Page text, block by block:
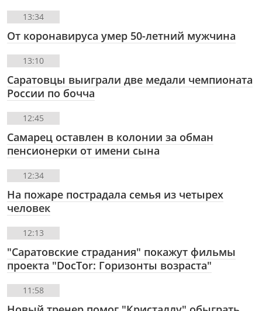
13:34
От коронавируса умер 50-летний мужчина
13:10
Саратовцы выиграли две медали чемпионата
России по бочча
12:45
Самарец оставлен в колонии за обман
пенсионерки от имени сына
12:34
На пожаре пострадала семья из четырех
человек
12:13
"Саратовские страдания" покажут фильмы
проекта "DocTor: Горизонты возраста"
11:58